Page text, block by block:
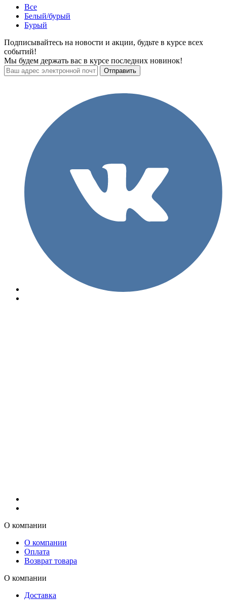
Все
Белый/бурый
Бурый
Подписывайтесь на новости и акции, будьте в курсе всех
событий!
Мы будем держать вас в курсе последних новинок!
О компании
О компании
Оплата
Возврат товара
О компании
Доставка